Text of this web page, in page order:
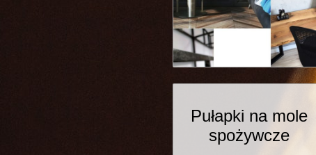
Pułapki na mole
spożywcze